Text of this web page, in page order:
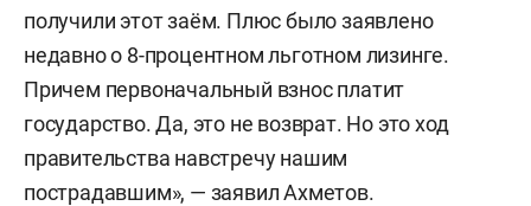
получили этот заём. Плюс было заявлено
недавно о 8-процентном льготном лизинге.
Причем первоначальный взнос платит
государство. Да, это не возврат. Но это ход
правительства навстречу нашим
пострадавшим», — заявил Ахметов.